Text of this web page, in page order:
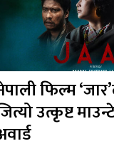
फिल्म
उत्कृष्ट